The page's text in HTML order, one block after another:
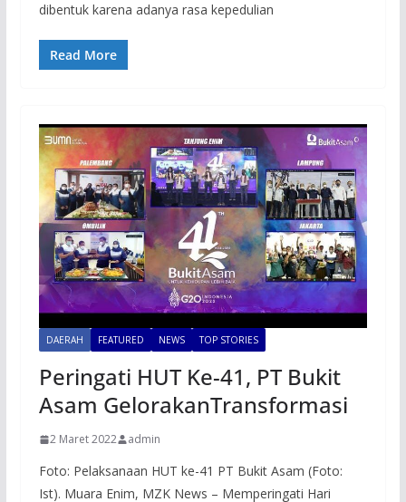
dibentuk karena adanya rasa kepedulian
Read More
DAERAH FEATURED NEWS TOP STORIES
Peringati HUT Ke-41, PT Bukit
Asam GelorakanTransformasi
2 Maret 2022 admin
Foto: Pelaksanaan HUT ke-41 PT Bukit Asam (Foto:
Ist). Muara Enim, MZK News – Memperingati Hari